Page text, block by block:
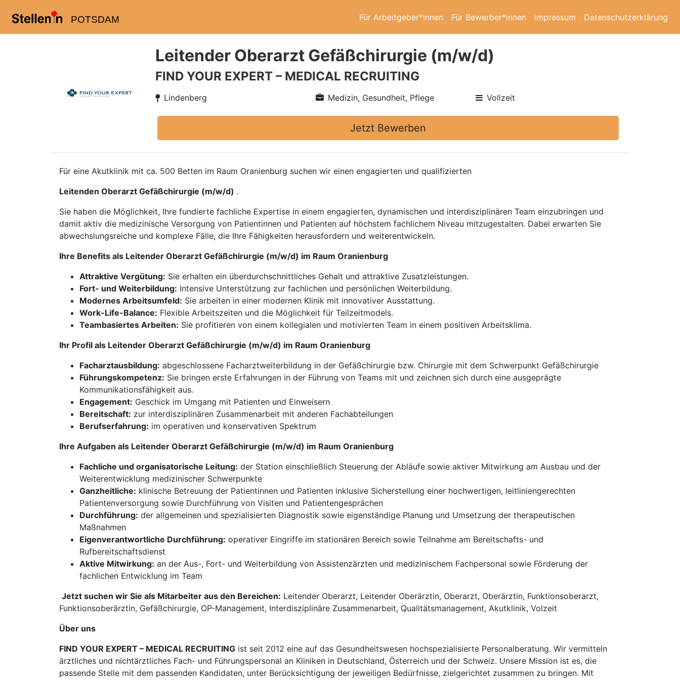
POTSDAM Für Arbeitgeber*innen Für Bewerber*innen Impressum Datenschutzerklärung
Leitender Oberarzt Gefäßchirurgie (m/w/d)
FIND YOUR EXPERT – MEDICAL RECRUITING
Lindenberg Medizin, Gesundheit, Pflege Vollzeit
Jetzt Bewerben
Für eine Akutklinik mit ca. 500 Betten im Raum Oranienburg suchen wir einen engagierten und qualifizierten
Leitenden Oberarzt Gefäßchirurgie (m/w/d) .
Sie haben die Möglichkeit, Ihre fundierte fachliche Expertise in einem engagierten, dynamischen und interdisziplinären Team einzubringen und
damit aktiv die medizinische Versorgung von Patientinnen und Patienten auf höchstem fachlichem Niveau mitzugestalten. Dabei erwarten Sie
abwechslungsreiche und komplexe Fälle, die Ihre Fähigkeiten herausfordern und weiterentwickeln.
Ihre Benefits als Leitender Oberarzt Gefäßchirurgie (m/w/d) im Raum Oranienburg
Attraktive Vergütung: Sie erhalten ein überdurchschnittliches Gehalt und attraktive Zusatzleistungen.
Fort- und Weiterbildung: Intensive Unterstützung zur fachlichen und persönlichen Weiterbildung.
Modernes Arbeitsumfeld: Sie arbeiten in einer modernen Klinik mit innovativer Ausstattung.
Work-Life-Balance: Flexible Arbeitszeiten und die Möglichkeit für Teilzeitmodels.
Teambasiertes Arbeiten: Sie profitieren von einem kollegialen und motivierten Team in einem positiven Arbeitsklima.
Ihr Profil als Leitender Oberarzt Gefäßchirurgie (m/w/d) im Raum Oranienburg
Facharztausbildung: abgeschlossene Facharztweiterbildung in der Gefäßchirurgie bzw. Chirurgie mit dem Schwerpunkt Gefäßchirurgie
Führungskompetenz: Sie bringen erste Erfahrungen in der Führung von Teams mit und zeichnen sich durch eine ausgeprägte
Kommunikationsfähigkeit aus.
Engagement: Geschick im Umgang mit Patienten und Einweisern
Bereitschaft: zur interdisziplinären Zusammenarbeit mit anderen Fachabteilungen
Berufserfahrung: im operativen und konservativen Spektrum
Ihre Aufgaben als Leitender Oberarzt Gefäßchirurgie (m/w/d) im Raum Oranienburg
Fachliche und organisatorische Leitung: der Station einschließlich Steuerung der Abläufe sowie aktiver Mitwirkung am Ausbau und der
Weiterentwicklung medizinischer Schwerpunkte
Ganzheitliche: klinische Betreuung der Patientinnen und Patienten inklusive Sicherstellung einer hochwertigen, leitliniengerechten
Patientenversorgung sowie Durchführung von Visiten und Patientengesprächen
Durchführung: der allgemeinen und spezialisierten Diagnostik sowie eigenständige Planung und Umsetzung der therapeutischen
Maßnahmen
Eigenverantwortliche Durchführung: operativer Eingriffe im stationären Bereich sowie Teilnahme am Bereitschafts- und
Rufbereitschaftsdienst
Aktive Mitwirkung: an der Aus-, Fort- und Weiterbildung von Assistenzärzten und medizinischem Fachpersonal sowie Förderung der
fachlichen Entwicklung im Team
Jetzt suchen wir Sie als Mitarbeiter aus den Bereichen: Leitender Oberarzt, Leitender Oberärztin, Oberarzt, Oberärztin, Funktionsoberarzt,
Funktionsoberärztin, Gefäßchirurgie, OP-Management, Interdisziplinäre Zusammenarbeit, Qualitätsmanagement, Akutklinik, Volzeit
Über uns
FIND YOUR EXPERT – MEDICAL RECRUITING ist seit 2012 eine auf das Gesundheitswesen hochspezialisierte Personalberatung. Wir vermitteln
ärztliches und nichtärztliches Fach- und Führungspersonal an Kliniken in Deutschland, Österreich und der Schweiz. Unsere Mission ist es, die
passende Stelle mit dem passenden Kandidaten, unter Berücksichtigung der jeweiligen Bedürfnisse, zielgerichtet zusammen zu bringen. Mit